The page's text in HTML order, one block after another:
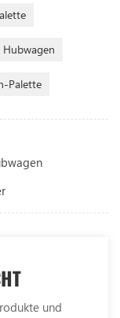
Hubwagen
Palette
und